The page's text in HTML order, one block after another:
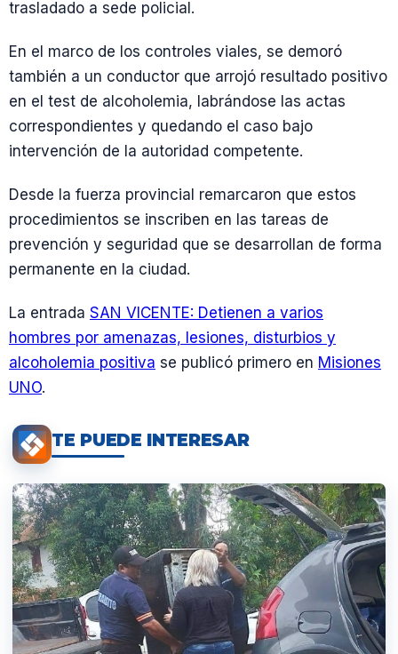
trasladado a sede policial.
En el marco de los controles viales, se demoró
también a un conductor que arrojó resultado positivo
en el test de alcoholemia, labrándose las actas
correspondientes y quedando el caso bajo
intervención de la autoridad competente.
Desde la fuerza provincial remarcaron que estos
procedimientos se inscriben en las tareas de
prevención y seguridad que se desarrollan de forma
permanente en la ciudad.
La entrada SAN VICENTE: Detienen a varios
hombres por amenazas, lesiones, disturbios y
alcoholemia positiva se publicó primero en Misiones
UNO.
TE PUEDE INTERESAR